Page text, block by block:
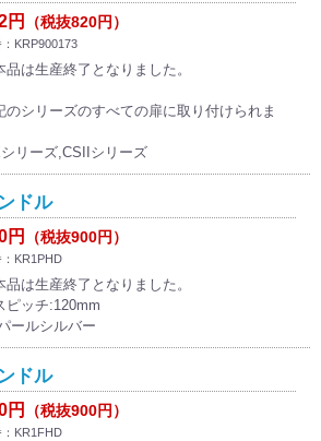
円 （税抜820円）
KRP900173
は生産終了となりました。
のシリーズのすべての扉に取り付けられま
リーズ,CSIIシリーズ
ドル
円 （税抜900円）
KR1PHD
は生産終了となりました。
ピッチ:120mm
ールシルバー
ドル
円 （税抜900円）
KR1FHD